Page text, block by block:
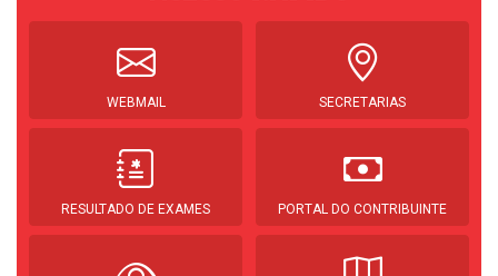
WEBMAIL SECRETARIAS
RESULTADO DE EXAMES PORTAL DO CONTRIBUINTE